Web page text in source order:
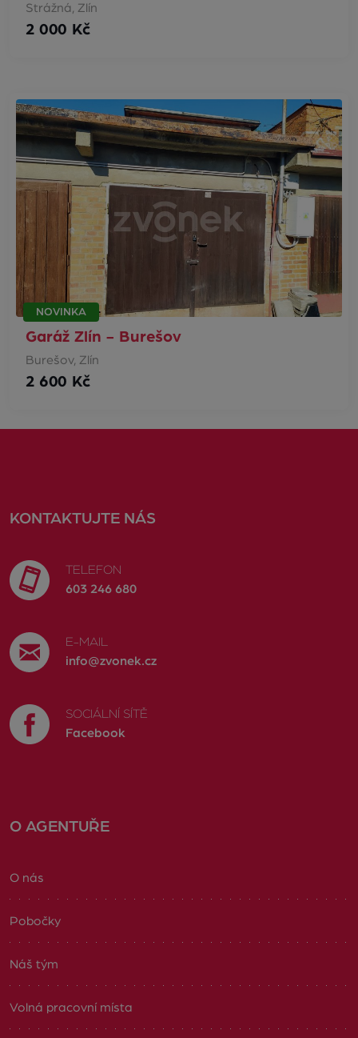
Strážná, Zlín
2 000 Kč
NOVINKA
Garáž Zlín - Burešov
Burešov, Zlín
2 600 Kč
KONTAKTUJTE NÁS
TELEFON
603 246 680
E-MAIL
info@zvonek.cz
SOCIÁLNÍ SÍTĚ
Facebook
O AGENTUŘE
O nás
Pobočky
Náš tým
Volná pracovní místa